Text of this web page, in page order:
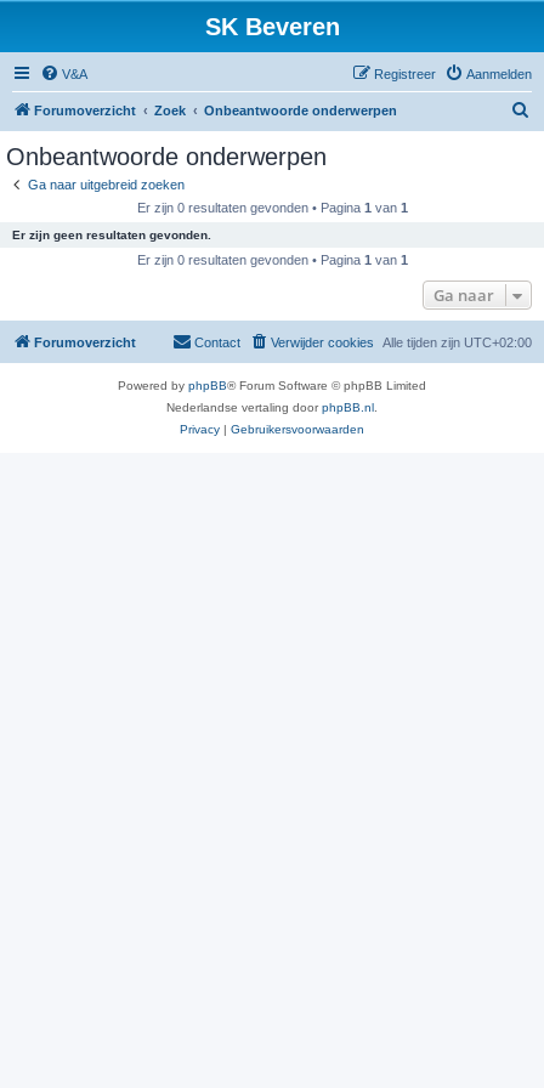
SK Beveren
V&A Aanmelden
Registreer
Forumoverzicht Zoek Onbeantwoorde onderwerpen
Onbeantwoorde onderwerpen
Ga naar uitgebreid zoeken
Er zijn 0 resultaten gevonden • Pagina 1 van 1
Er zijn geen resultaten gevonden.
Er zijn 0 resultaten gevonden • Pagina 1 van 1
Ga naar
Forumoverzicht Alle tijden zijn UTC+02:00
Verwijder cookies
Contact
Powered by phpBB® Forum Software © phpBB Limited
Nederlandse vertaling doorphpBB.nl
Privacy | Gebruikersvoorwaarden